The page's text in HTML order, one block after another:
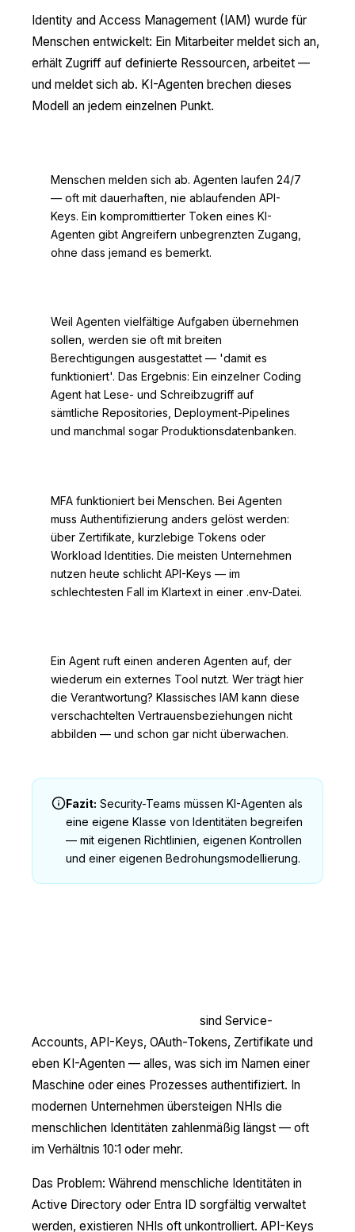
Identity and Access Management (IAM) wurde für
Menschen entwickelt: Ein Mitarbeiter meldet sich an,
erhält Zugriff auf definierte Ressourcen, arbeitet —
und meldet sich ab. KI-Agenten brechen dieses
Modell an jedem einzelnen Punkt.
Menschen melden sich ab. Agenten laufen 24/7
— oft mit dauerhaften, nie ablaufenden API-
Keys. Ein kompromittierter Token eines KI-
Agenten gibt Angreifern unbegrenzten Zugang,
ohne dass jemand es bemerkt.
Weil Agenten vielfältige Aufgaben übernehmen
sollen, werden sie oft mit breiten
Berechtigungen ausgestattet — 'damit es
funktioniert'. Das Ergebnis: Ein einzelner Coding
Agent hat Lese- und Schreibzugriff auf
sämtliche Repositories, Deployment-Pipelines
und manchmal sogar Produktionsdatenbanken.
MFA funktioniert bei Menschen. Bei Agenten
muss Authentifizierung anders gelöst werden:
über Zertifikate, kurzlebige Tokens oder
Workload Identities. Die meisten Unternehmen
nutzen heute schlicht API-Keys — im
schlechtesten Fall im Klartext in einer .env-Datei.
Ein Agent ruft einen anderen Agenten auf, der
wiederum ein externes Tool nutzt. Wer trägt hier
die Verantwortung? Klassisches IAM kann diese
verschachtelten Vertrauensbeziehungen nicht
abbilden — und schon gar nicht überwachen.
Fazit: Security-Teams müssen KI-Agenten als
eine eigene Klasse von Identitäten begreifen
— mit eigenen Richtlinien, eigenen Kontrollen
und einer eigenen Bedrohungsmodellierung.
sind Service-
Accounts, API-Keys, OAuth-Tokens, Zertifikate und
eben KI-Agenten — alles, was sich im Namen einer
Maschine oder eines Prozesses authentifiziert. In
modernen Unternehmen übersteigen NHIs die
menschlichen Identitäten zahlenmäßig längst — oft
im Verhältnis 10:1 oder mehr.
Das Problem: Während menschliche Identitäten in
Active Directory oder Entra ID sorgfältig verwaltet
werden, existieren NHIs oft unkontrolliert. API-Keys